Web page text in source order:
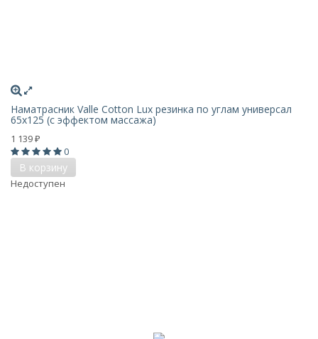
Наматрасник Valle Cotton Lux резинка по углам универсал
65х125 (с эффектом массажа)
1 139 ₽
0
В корзину
Недоступен